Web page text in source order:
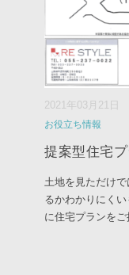
2021年03月21日
お役立ち情報
提案型住宅
土地を見ただけ
るかわかりにく
に住宅プランを